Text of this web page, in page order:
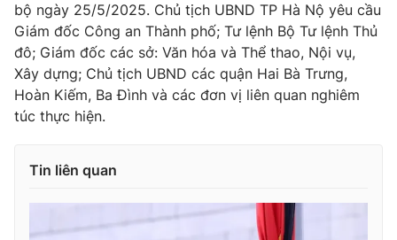
Theo dõi báo trên
Cơ quan chủ quản:
Đài Truyền hình Việt Nam
Cơ quan báo chí: Thời báo VTV
Giấy phép hoạt động báo in và báo điện tử số 483/GP-BTTTT
Phó Tổng Biên tập:
Nguyễn Trọng Ninh
024.38 355 931 - 024.38 355 932
bộ ngày 25/5/2025. Chủ tịch UBND TP Hà Nộ yêu cầu
Giám đốc Công an Thành phố; Tư lệnh Bộ Tư lệnh Thủ
đô; Giám đốc các sở: Văn hóa và Thể thao, Nội vụ,
Xây dựng; Chủ tịch UBND các quận Hai Bà Trưng,
Hoàn Kiếm, Ba Đình và các đơn vị liên quan nghiêm
túc thực hiện.
Tin liên quan